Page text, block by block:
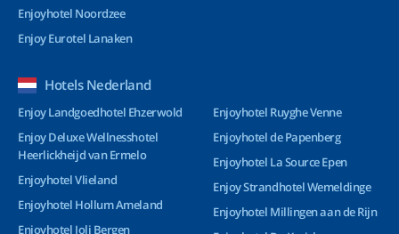
Enjoyhotel Noordzee
Enjoy Eurotel Lanaken
Hotels Nederland
Enjoy Landgoedhotel Ehzerwold
Enjoy Deluxe Wellnesshotel
Heerlickheijd van Ermelo
Enjoyhotel Vlieland
Enjoyhotel Hollum Ameland
Enjoyhotel Joli Bergen
Enjoyhotel Ruyghe Venne
Enjoyhotel de Papenberg
Enjoyhotel La Source Epen
Enjoy Strandhotel Wemeldinge
Enjoyhotel Millingen aan de Rijn